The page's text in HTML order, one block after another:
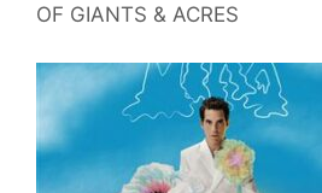
OF GIANTS & ACRES